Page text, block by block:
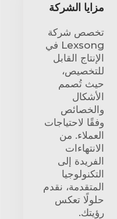
مزايا الشركة
تخصص شركة
Lexsong في
الإنتاج القابل
للتخصيص،
حيث تُصمم
الأشكال
والخصائص
وفقًا لاحتياجات
العملاء. من
الانتهاءات
الفريدة إلى
التكنولوجيا
المتقدمة، نقدم
حلولًا تعكس
رؤيتك.